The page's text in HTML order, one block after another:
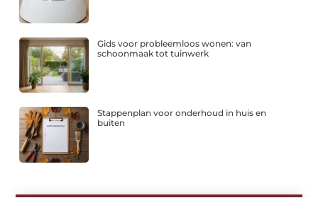
Gids voor probleemloos wonen: van
schoonmaak tot tuinwerk
Stappenplan voor onderhoud in huis en
buiten